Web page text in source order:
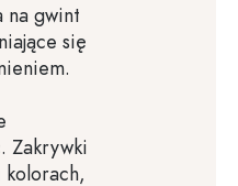
na gwint
się
Zakrywki